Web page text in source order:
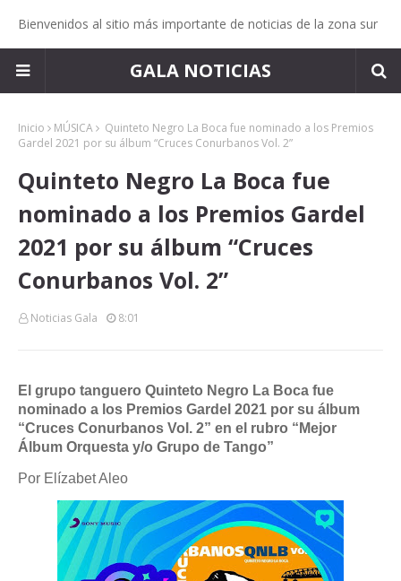
Bienvenidos al sitio más importante de noticias de la zona sur
GALA NOTICIAS
Inicio MÚSICA
Quinteto Negro La Boca fue nominado a los Premios
Gardel 2021 por su álbum “Cruces Conurbanos Vol. 2”
Quinteto Negro La Boca fue
nominado a los Premios Gardel
2021 por su álbum “Cruces
Conurbanos Vol. 2”
Noticias Gala 8:01
El grupo tanguero Quinteto Negro La Boca fue
nominado a los Premios Gardel 2021 por su álbum
“Cruces Conurbanos Vol. 2” en el rubro “Mejor
Álbum Orquesta y/o Grupo de Tango”
Por Elízabet Aleo